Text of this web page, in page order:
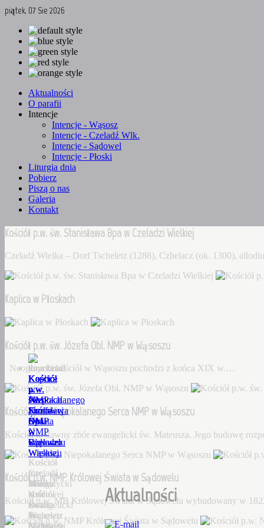
piątek, 07 Sie 2026
Aktualności
O parafii
Intencje
Intencje - Wąsosz
Intencje - Czeladź Wlk.
Intencje - Sądowel
Intencje - Płoski
Liturgia dnia
Pobierz
Piszą o nas
Galeria
Kontakt
Kościół p.w. św. Stanisława Bpa w Czeladzi Wielkiej
Czeladź Wielka – Dorf Tscheletz (1288), Czhelacz (ok. 1300),
Kaplica w Płoskach
Kościół p.w. św. Józefa Obl. NMP w Wąsoszu
Neogotycki kościół w Wąsoszu pochodzi z końca XIX w.…
Kościół p.w. Niepokalanego Serca NMP w Wąsoszu
Kościół to dawny zbór ewangelicki św. Mateusza. Jego budowę
Kościół p.w. NMP Królowej Świata w Sądowelu
Kościół p.w. MB Królowej Świata w Sądowelu wybudowany w
Kościół
p.w.
św.
Stanisława
Bpa
w
Czeladzi
Wielkiej
Czeladź
Wielka
–
Dorf
Tscheletz
(1288),
Kaplica
w
Płoskach
Kościół
p.w.
św.
Józefa
Obl.
NMP
w
Wąsoszu
Neogotycki
kościół
w
Wąsoszu
pochodzi
Kościół
p.w.
Niepokalanego
Serca
NMP
w
Wąsoszu
Kościół
to
dawny
zbór
ewangelicki
św.
Mateusza.
Kościół
p.w.
NMP
Królowej
Świata
w
Sądowelu
Kościół
p.w.
MB
Królowej
Świata
w
Sądowelu
Aktualności